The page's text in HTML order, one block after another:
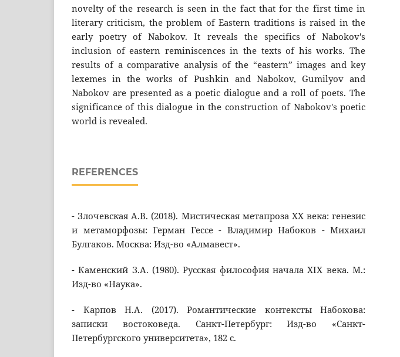
novelty of the research is seen in the fact that for the first time in
literary criticism, the problem of Eastern traditions is raised in the
early poetry of Nabokov. It reveals the specifics of Nabokov's
inclusion of eastern reminiscences in the texts of his works. The
results of a comparative analysis of the “eastern” images and key
lexemes in the works of Pushkin and Nabokov, Gumilyov and
Nabokov are presented as a poetic dialogue and a roll of poets. The
significance of this dialogue in the construction of Nabokov's poetic
world is revealed.
REFERENCES
- Злочевская А.В. (2018). Мистическая метапроза XX века: генезис
и метаморфозы: Герман Гессе - Владимир Набоков - Михаил
Булгаков. Москва: Изд-во «Алмавест».
- Каменский З.А. (1980). Русская философия начала ХIХ века. М.:
Изд-во «Наука».
- Карпов Н.А. (2017). Романтические контексты Набокова:
записки востоковеда. Санкт-Петербург: Изд-во «Санкт-
Петербургского университета», 182 с.